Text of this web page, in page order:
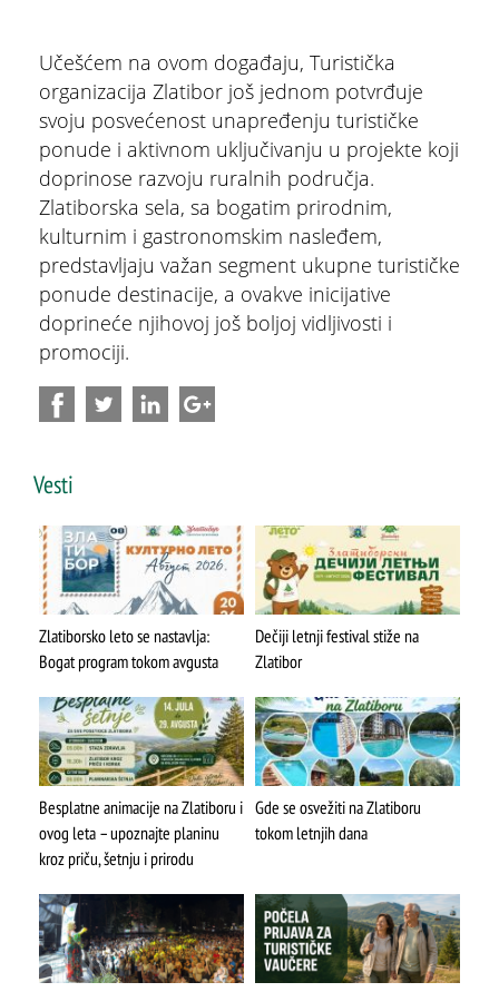
Učešćem na ovom događaju, Turistička
organizacija Zlatibor još jednom potvrđuje
svoju posvećenost unapređenju turističke
ponude i aktivnom uključivanju u projekte koji
doprinose razvoju ruralnih područja.
Zlatiborska sela, sa bogatim prirodnim,
kulturnim i gastronomskim nasleđem,
predstavljaju važan segment ukupne turističke
ponude destinacije, a ovakve inicijative
doprineće njihovoj još boljoj vidljivosti i
promociji.
Vesti
Zlatiborsko leto se nastavlja:
Bogat program tokom avgusta
Dečiji letnji festival stiže na
Zlatibor
Besplatne animacije na Zlatiboru i
ovog leta – upoznajte planinu
kroz priču, šetnju i prirodu
Gde se osvežiti na Zlatiboru
tokom letnjih dana
Stopića pećina